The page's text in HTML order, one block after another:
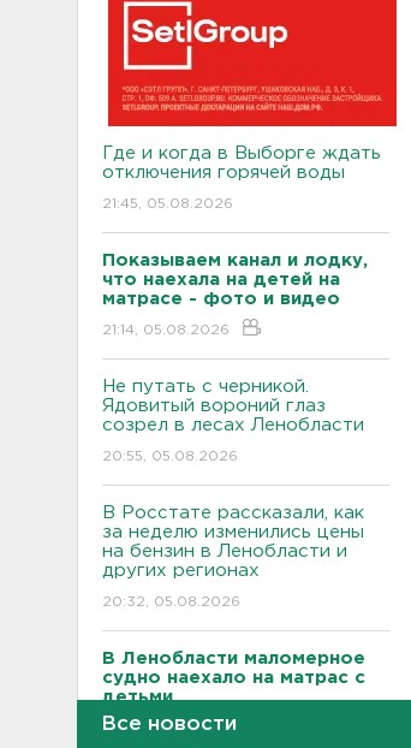
Где и когда в Выборге ждать
отключения горячей воды
21:45, 05.08.2026
Показываем канал и лодку,
что наехала на детей на
матрасе - фото и видео
21:14, 05.08.2026
Не путать с черникой.
Ядовитый вороний глаз
созрел в лесах Ленобласти
20:55, 05.08.2026
В Росстате рассказали, как
за неделю изменились цены
на бензин в Ленобласти и
других регионах
20:32, 05.08.2026
В Ленобласти маломерное
судно наехало на матрас с
детьми
20:13, 05.08.2026
Все новости